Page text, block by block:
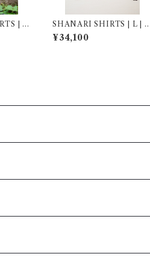
| M
SHANARI SHIRTS | L | 2
64044
¥34,100